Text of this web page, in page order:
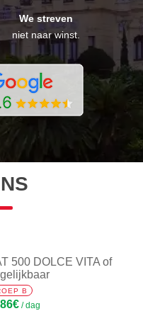
We streven
niet naar winst.
500 DOLCE VITA of
B
/ dag